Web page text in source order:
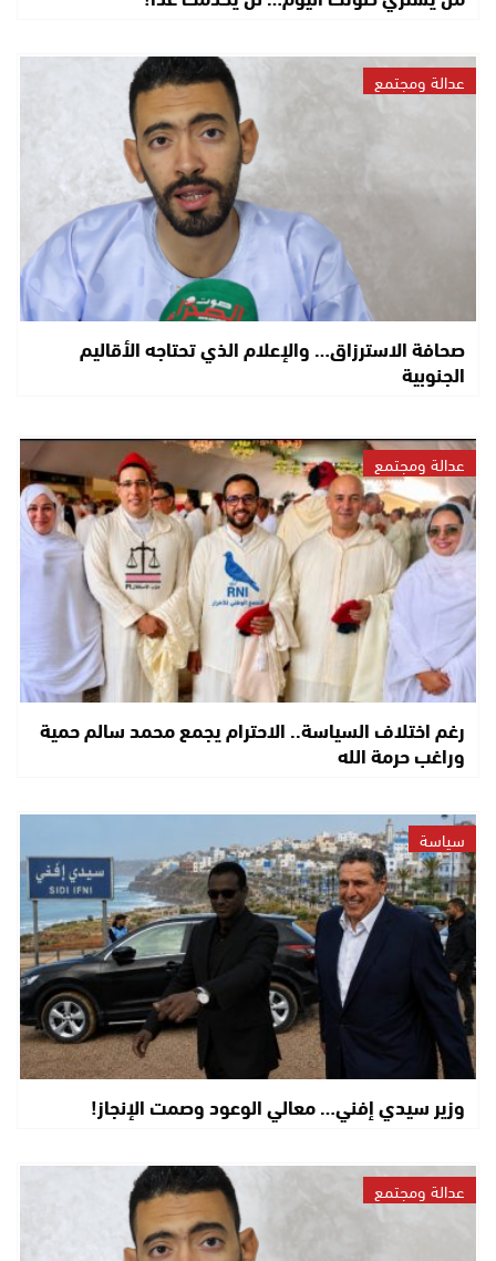
عدالة ومجتمع
صحافة الاسترزاق… والإعلام الذي تحتاجه الأقاليم
الجنوبية
عدالة ومجتمع
رغم اختلاف السياسة.. الاحترام يجمع محمد سالم حمية
وراغب حرمة الله
سياسة
وزير سيدي إفني… معالي الوعود وصمت الإنجاز!
عدالة ومجتمع